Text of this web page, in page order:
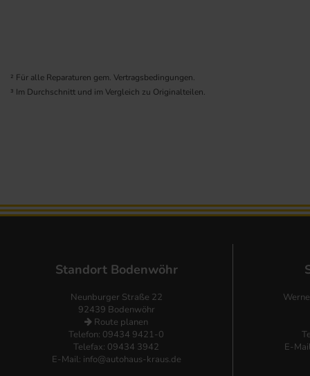
² Für alle Reparaturen gem. Vertragsbedingungen.
³ Im Durchschnitt und im Vergleich zu Originalteilen.
Standort Bodenwöhr
Neunburger Straße 22
92439 Bodenwöhr
Route planen
Telefon: 09434 9421-0
Telefax: 09434 3942
E-Mail: info@autohaus-kraus.de
E-